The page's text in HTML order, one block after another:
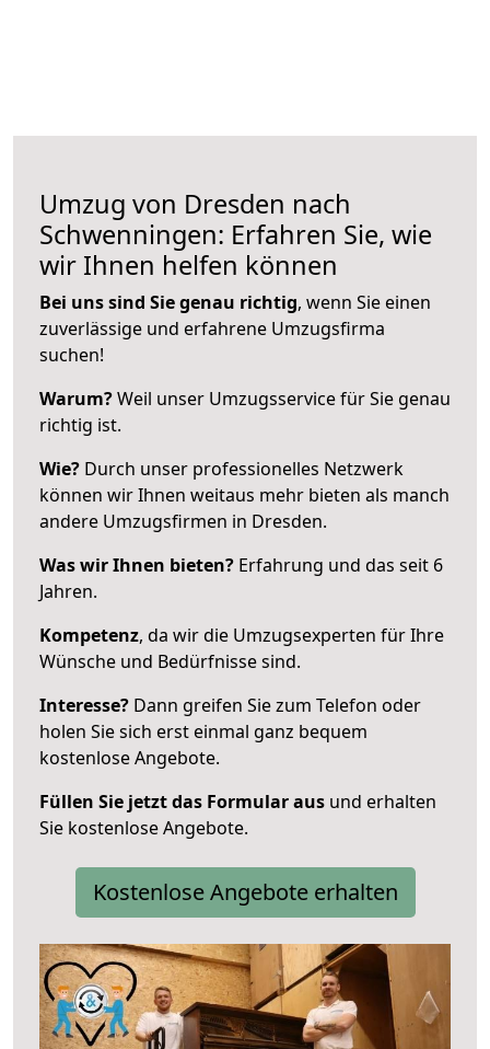
Umzug von Dresden nach
Schwenningen: Erfahren Sie, wie
wir Ihnen helfen können
Bei uns sind Sie genau richtig, wenn Sie einen
zuverlässige und erfahrene Umzugsfirma
suchen!
Warum?Weil unser Umzugsservice für Sie genau
richtig ist.
Wie? Durch unser professionelles Netzwerk
können wir Ihnen weitaus mehr bieten als manch
andere Umzugsfirmen in Dresden.
Was wir Ihnen bieten? Erfahrung und das seit 6
Jahren.
Kompetenz, da wir die Umzugsexperten für Ihre
Wünsche und Bedürfnisse sind.
Interesse? Dann greifen Sie zum Telefon oder
holen Sie sich erst einmal ganz bequem
kostenlose Angebote.
Füllen Sie jetzt das Formular aus und erhalten
Sie kostenlose Angebote.
Kostenlose Angebote erhalten